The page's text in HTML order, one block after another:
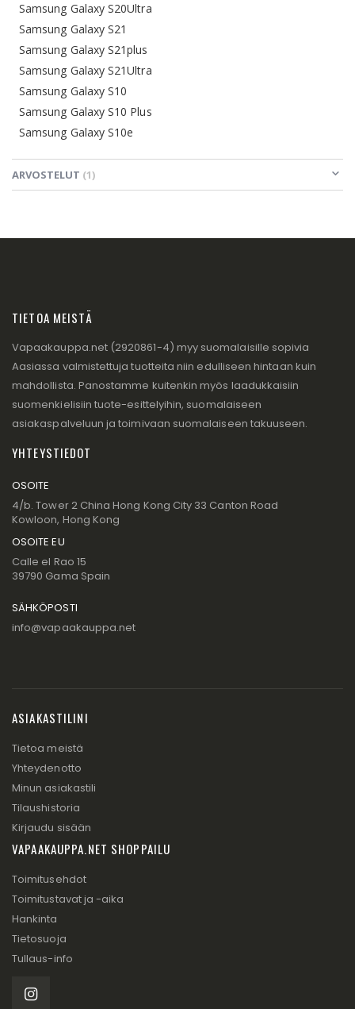
Samsung Galaxy S20Ultra
Samsung Galaxy S21
Samsung Galaxy S21plus
Samsung Galaxy S21Ultra
Samsung Galaxy S10
Samsung Galaxy S10 Plus
Samsung Galaxy S10e
ARVOSTELUT 1
TIETOA MEISTÄ
Vapaakauppa.net (2920861-4) myy suomalaisille sopivia
Aasiassa valmistettuja tuotteita niin edulliseen hintaan kuin
mahdollista. Panostamme kuitenkin myös laadukkaisiin
suomenkielisiin tuote-esittelyihin, suomalaiseen
asiakaspalveluun ja toimivaan suomalaiseen takuuseen.
YHTEYSTIEDOT
OSOITE
4/b. Tower 2 China Hong Kong City 33 Canton Road
Kowloon, Hong Kong
OSOITE EU
Calle el Rao 15
39790 Gama Spain
SÄHKÖPOSTI
info@vapaakauppa.net
ASIAKASTILINI
Tietoa meistä
Yhteydenotto
Minun asiakastili
Tilaushistoria
Kirjaudu sisään
VAPAAKAUPPA.NET SHOPPAILU
Toimitusehdot
Toimitustavat ja -aika
Hankinta
Tietosuoja
Tullaus-info